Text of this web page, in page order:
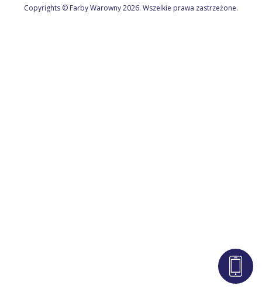
Copyrights © Farby Warowny 2026. Wszelkie prawa zastrzeżone.